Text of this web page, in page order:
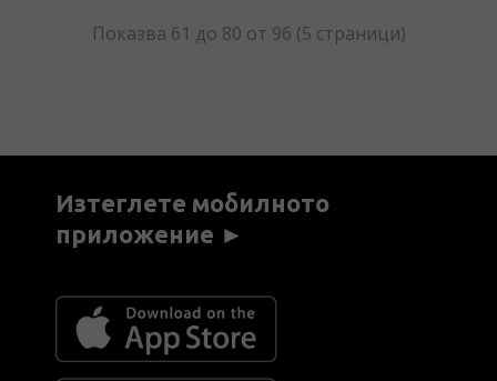
Показва 61 до 80 от 96 (5 страници)
Изтеглете мобилното
приложение ►